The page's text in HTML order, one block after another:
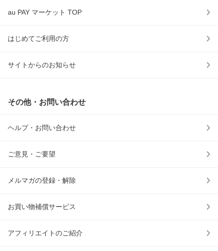
au PAY マーケット TOP
はじめてご利用の方
サイトからのお知らせ
その他・お問い合わせ
ヘルプ・お問い合わせ
ご意見・ご要望
メルマガの登録・解除
お買い物補償サービス
アフィリエイトのご紹介